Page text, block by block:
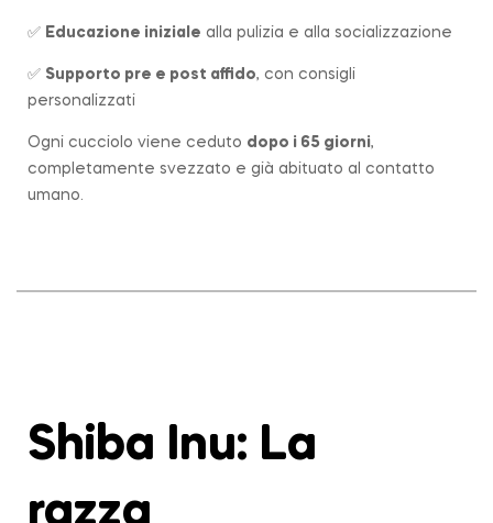
✅ Educazione iniziale alla pulizia e alla socializzazione
✅ Supporto pre e post affido, con consigli
personalizzati
Ogni cucciolo viene ceduto dopo i 65 giorni,
completamente svezzato e già abituato al contatto
umano.
Shiba Inu: La
razza